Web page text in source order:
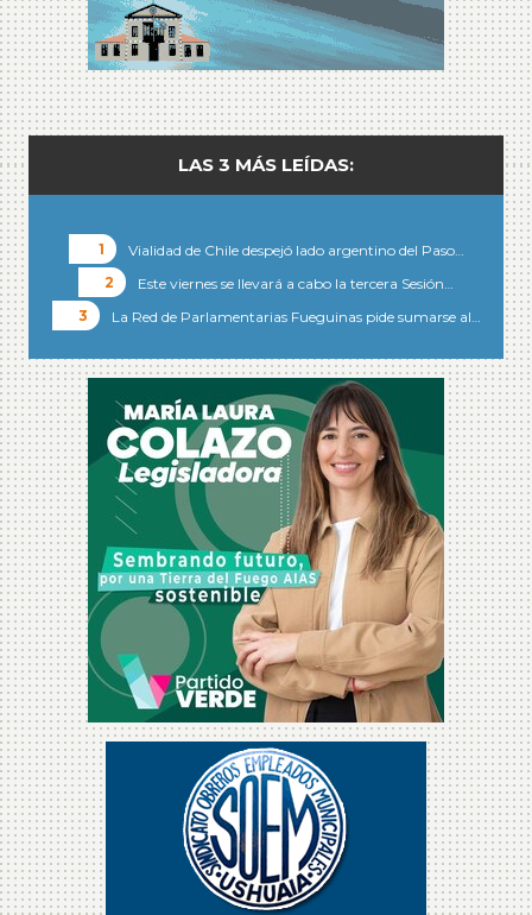
LAS 3 MÁS LEÍDAS:
Vialidad de Chile despejó lado argentino del Paso…
Este viernes se llevará a cabo la tercera Sesión…
La Red de Parlamentarias Fueguinas pide sumarse al…